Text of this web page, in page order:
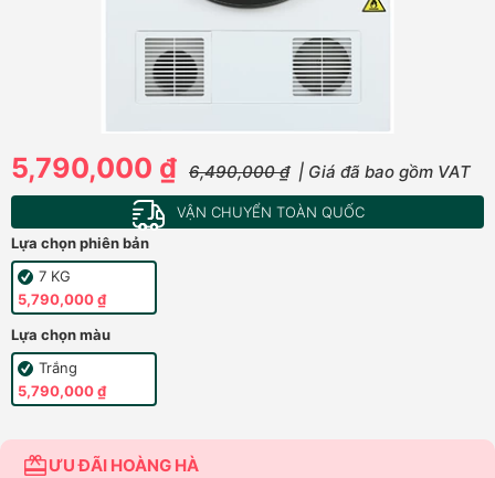
5,790,000 ₫ 6,490,000 ₫ | Giá đã bao gồm VAT
VẬN CHUYỂN TOÀN QUỐC
Lựa chọn phiên bản
7 KG
5,790,000 ₫
Lựa chọn màu
Trắng
5,790,000 ₫
ƯU ĐÃI HOÀNG HÀ